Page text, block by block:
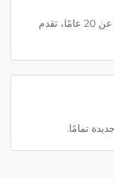
مع فريق إنتاج وتخصيص يتمتع بخبرة تزيد عن 20 عامًا، تقدم
تمامًا.